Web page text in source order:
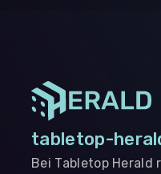
tabletop-
Bei Tabletop